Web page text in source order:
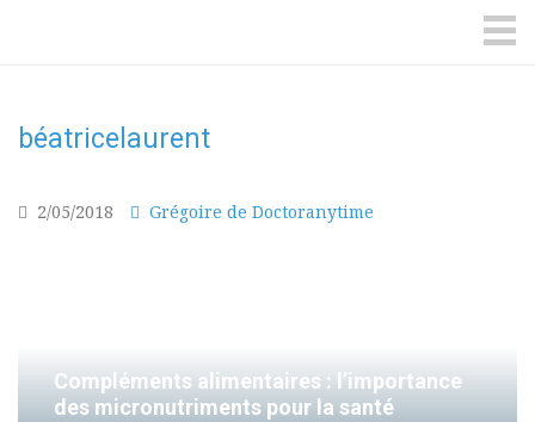
béatricelaurent
2/05/2018 Grégoire de Doctoranytime
Compléments alimentaires : l’importance
des micronutriments pour la santé